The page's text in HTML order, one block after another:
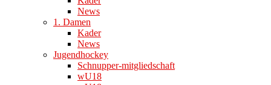
News
1. Damen
Kader
News
Jugendhockey
Schnupper-mitgliedschaft
wU18